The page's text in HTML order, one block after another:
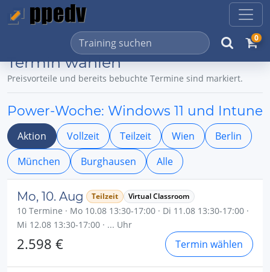
0
Termin wählen
Preisvorteile und bereits bebuchte Termine sind markiert.
Power-Woche: Windows 11 und Intune
Aktion Vollzeit Teilzeit Wien
Berlin
München
Burghausen Alle
Mo, 10. Aug Teilzeit Virtual Classroom
10 Termine · Mo 10.08 13:30-17:00 · Di 11.08 13:30-17:00 ·
Mi 12.08 13:30-17:00 · ... Uhr
2.598 € Termin wählen